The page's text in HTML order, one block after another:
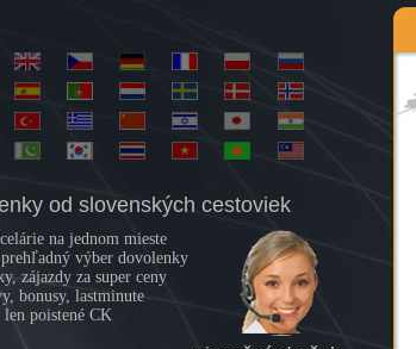
od slovenských cestoviek
na jednom mieste
výber dovolenky
zájazdy za super ceny
bonusy, lastminute
len poistené CK